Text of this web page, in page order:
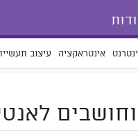
אינטראקציה עיצוב